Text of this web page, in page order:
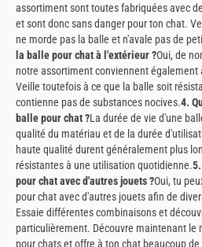
assortiment sont toutes fabriquées avec
et sont donc sans danger pour ton chat.
ne morde pas la balle et n'avale pas de
la balle pour chat à l'extérieur ?Oui, de
notre assortiment conviennent également
Veille toutefois à ce que la balle soit
contienne pas de substances nocives.4.
balle pour chat ?La durée de vie d'une
qualité du matériau et de la durée
haute qualité durent généralement plus
résistantes à une utilisation quotidienne.
pour chat avec d'autres jouets ?Oui, tu
pour chat avec d'autres jouets afin de
Essaie différentes combinaisons et
particulièrement. Découvre maintenant le
pour chats et offre à ton chat beaucoup